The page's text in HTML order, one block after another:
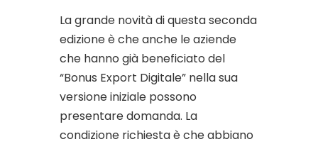
La grande novità di questa seconda
edizione è che anche le aziende
che hanno già beneficiato del
“Bonus Export Digitale” nella sua
versione iniziale possono
presentare domanda. La
condizione richiesta è che abbiano